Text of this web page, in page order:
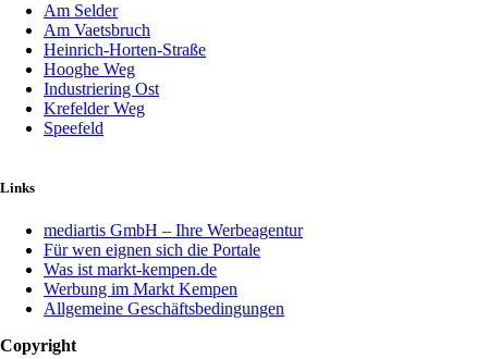
Am Selder
Am Vaetsbruch
Heinrich-Horten-Straße
Hooghe Weg
Industriering Ost
Krefelder Weg
Speefeld
Links
mediartis GmbH – Ihre Werbeagentur
Für wen eignen sich die Portale
Was ist markt-kempen.de
Werbung im Markt Kempen
Allgemeine Geschäftsbedingungen
Copyright